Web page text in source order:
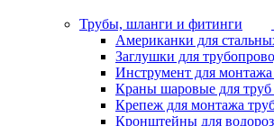
Трубы, шланги и фитинги
Американки для
Заглушки для
Инструмент для монтажа
Краны шаровые для
Крепеж для монтажа
Кронштейны для